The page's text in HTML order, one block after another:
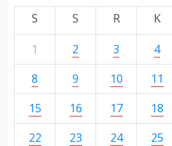
S S R K
1
2 3 4
8
9 10 11
15
16 17 18
22
23 24 25